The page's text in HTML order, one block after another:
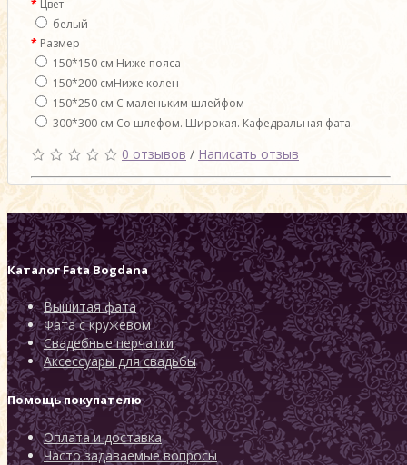
Цвет
белый
Размер
150*150 см Ниже пояса
150*200 смНиже колен
150*250 см С маленьким шлейфом
300*300 см Со шлефом. Широкая. Кафедральная фата.
0 отзывов / Написать отзыв
КаталогFata Bogdana
Вышитая фата
Фата с кружевом
Свадебные перчатки
Аксессуары для свадьбы
Помощь покупателю
Оплата и доставка
Часто задаваемые вопросы